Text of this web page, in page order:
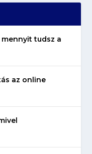
tudsz a
az online